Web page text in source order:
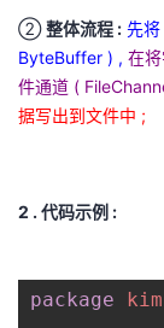
②整体流程 : 先将
ByteBuffer ) , 在
件通道 (
据写出到文件中 ;
2 . 代码示例 :
package kim